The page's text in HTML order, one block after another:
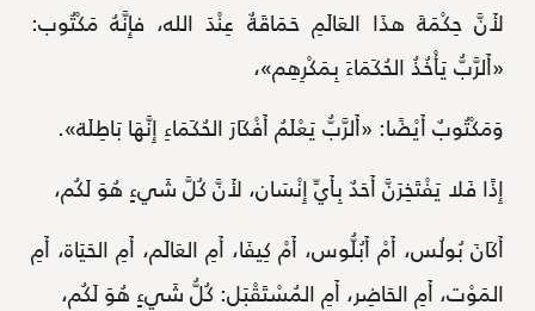
لأَنَّ حِكْمَةَ هذَا العَالَمِ حَمَاقَةٌ عِنْدَ الله، فإِنَّهُ مَكْتُوب:
«أَلرَّبُّ يَأْخُذُ الحُكَمَاءَ بِمَكْرِهِم»،
وَمَكْتُوبٌ أَيْضًا: «أَلرَّبُّ يَعْلَمُ أَفْكَارَ الحُكَمَاءِ إِنَّهَا بَاطِلَة».
إِذًا فَلا يَفْتَخِرَنَّ أَحَدٌ بِأَيِّ إِنْسَان، لأَنَّ كُلَّ شَيءٍ هُوَ لَكُم،
أَكَانَ بُولُس، أَمْ أَبُلُّوس، أَمْ كِيفَا، أَمِ العَالَم، أَمِ الحَيَاة، أَمِ
المَوْت، أَمِ الحَاضِر، أَمِ المُسْتَقْبَل: كُلُّ شَيءٍ هُوَ لَكُم،